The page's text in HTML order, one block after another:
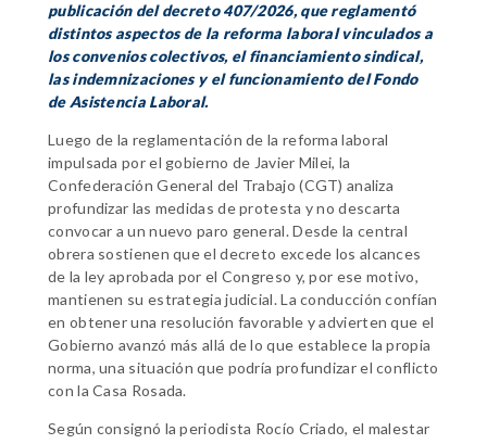
publicación del decreto 407/2026, que reglamentó
distintos aspectos de la reforma laboral vinculados a
los convenios colectivos, el financiamiento sindical,
las indemnizaciones y el funcionamiento del Fondo
de Asistencia Laboral.
Luego de la reglamentación de la reforma laboral
impulsada por el gobierno de Javier Milei, la
Confederación General del Trabajo (CGT) analiza
profundizar las medidas de protesta y no descarta
convocar a un nuevo paro general. Desde la central
obrera sostienen que el decreto excede los alcances
de la ley aprobada por el Congreso y, por ese motivo,
mantienen su estrategia judicial. La conducción confían
en obtener una resolución favorable y advierten que el
Gobierno avanzó más allá de lo que establece la propia
norma, una situación que podría profundizar el conflicto
con la Casa Rosada.
Según consignó la periodista Rocío Criado, el malestar